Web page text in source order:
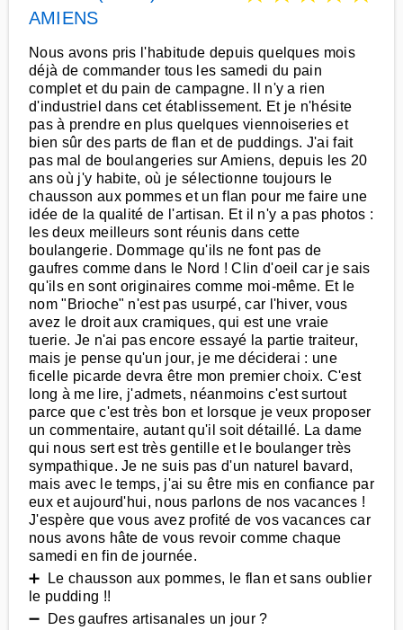
AMIENS
Nous avons pris l'habitude depuis quelques mois
déjà de commander tous les samedi du pain
complet et du pain de campagne. Il n'y a rien
d'industriel dans cet établissement. Et je n'hésite
pas à prendre en plus quelques viennoiseries et
bien sûr des parts de flan et de puddings. J'ai fait
pas mal de boulangeries sur Amiens, depuis les 20
ans où j'y habite, où je sélectionne toujours le
chausson aux pommes et un flan pour me faire une
idée de la qualité de l'artisan. Et il n'y a pas photos :
les deux meilleurs sont réunis dans cette
boulangerie. Dommage qu'ils ne font pas de
gaufres comme dans le Nord ! Clin d'oeil car je sais
qu'ils en sont originaires comme moi-même. Et le
nom "Brioche" n'est pas usurpé, car l'hiver, vous
avez le droit aux cramiques, qui est une vraie
tuerie. Je n'ai pas encore essayé la partie traiteur,
mais je pense qu'un jour, je me déciderai : une
ficelle picarde devra être mon premier choix. C'est
long à me lire, j'admets, néanmoins c'est surtout
parce que c'est très bon et lorsque je veux proposer
un commentaire, autant qu'il soit détaillé. La dame
qui nous sert est très gentille et le boulanger très
sympathique. Je ne suis pas d'un naturel bavard,
mais avec le temps, j'ai su être mis en confiance par
eux et aujourd'hui, nous parlons de nos vacances !
J'espère que vous avez profité de vos vacances car
nous avons hâte de vous revoir comme chaque
samedi en fin de journée.
➕ Le chausson aux pommes, le flan et sans oublier
le pudding !!
➖ Des gaufres artisanales un jour ?